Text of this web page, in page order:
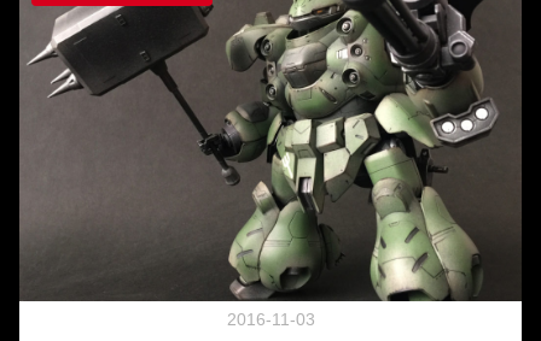
2016-11-03